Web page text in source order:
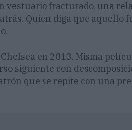
vestuario fracturado, una
Quien diga que aquello
en 2013. Misma
siguiente con
que se repite con una